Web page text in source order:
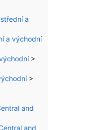
a
a východní
>
>
and
and